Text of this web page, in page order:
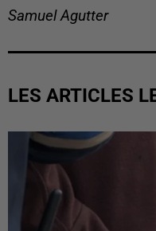
Samuel Agutter
LES ARTICLES